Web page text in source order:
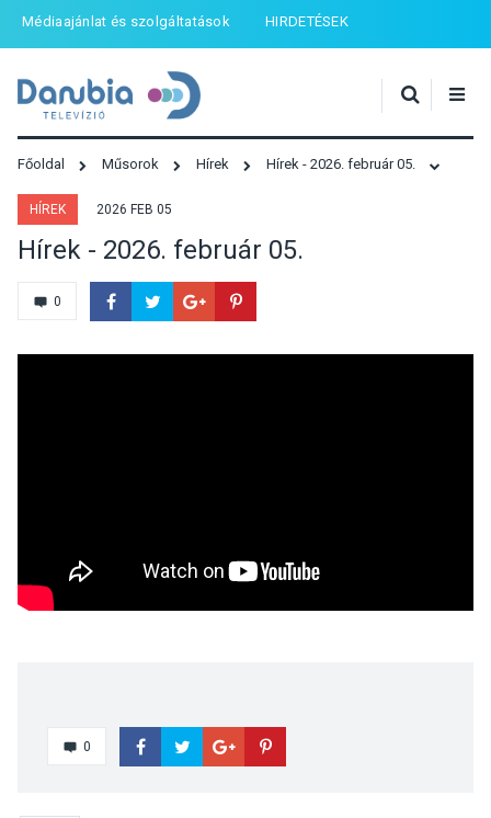
Médiaajánlat és szolgáltatások HIRDETÉSEK
Főoldal Műsorok Hírek Hírek - 2026. február 05.
HÍREK 2026 FEB 05
Hírek - 2026. február 05.
0
0